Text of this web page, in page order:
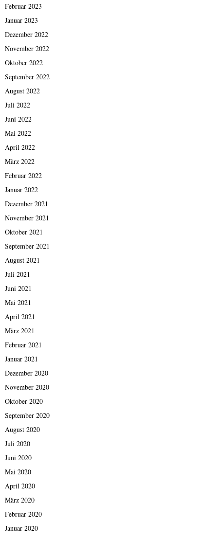
Februar 2023
Januar 2023
Dezember 2022
November 2022
Oktober 2022
September 2022
August 2022
Juli 2022
Juni 2022
Mai 2022
April 2022
März 2022
Februar 2022
Januar 2022
Dezember 2021
November 2021
Oktober 2021
September 2021
August 2021
Juli 2021
Juni 2021
Mai 2021
April 2021
März 2021
Februar 2021
Januar 2021
Dezember 2020
November 2020
Oktober 2020
September 2020
August 2020
Juli 2020
Juni 2020
Mai 2020
April 2020
März 2020
Februar 2020
Januar 2020